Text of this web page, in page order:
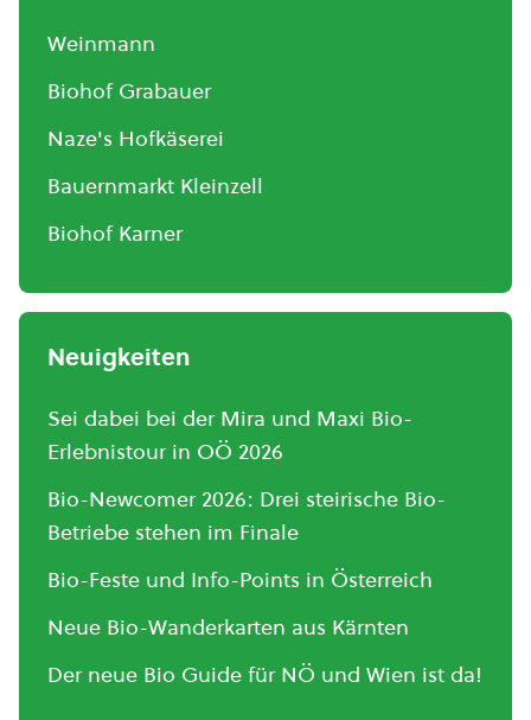
Weinmann
Biohof Grabauer
Naze's Hofkäserei
Bauernmarkt Kleinzell
Biohof Karner
Neuigkeiten
Sei dabei bei der Mira und Maxi Bio-
Erlebnistour in OÖ 2026
Bio-Newcomer 2026: Drei steirische Bio-
Betriebe stehen im Finale
Bio-Feste und Info-Points in Österreich
Neue Bio-Wanderkarten aus Kärnten
Der neue Bio Guide für NÖ und Wien ist da!